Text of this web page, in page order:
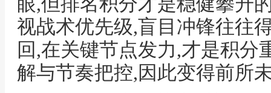
视战术优先级,盲目冲锋往往
回,在关键节点发力,才是积分
解与节奏把控,因此变得前所